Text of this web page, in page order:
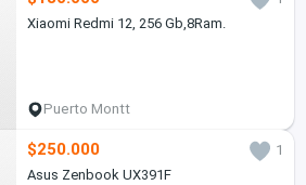
Xiaomi Redmi 12, 256 Gb,8Ram.
Puerto Montt
$250.000
1
Asus Zenbook UX391F